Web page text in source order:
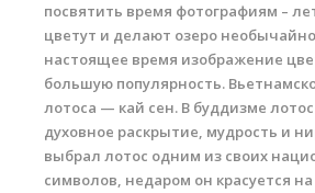
посвятить время фотографиям –
цветут и делают озеро
настоящее время изображение
большую популярность.
лотоса — кай сен. В буддизме
духовное раскрытие, мудрость и
выбрал лотос одним из своих
символов, недаром он красуется на